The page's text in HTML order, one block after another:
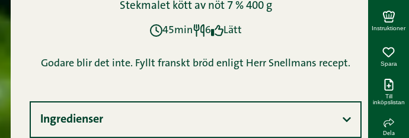
Stekmalet kött av nöt 7 % 400 g
45min 6 Lätt
Godare blir det inte. Fyllt franskt bröd enligt Herr Snellmans recept.
Ingredienser
Instruktioner
Spara
Till
inköpslistan
Dela